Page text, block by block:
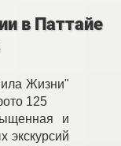
в Паттайе
Жизни"
125
и
экскурсий